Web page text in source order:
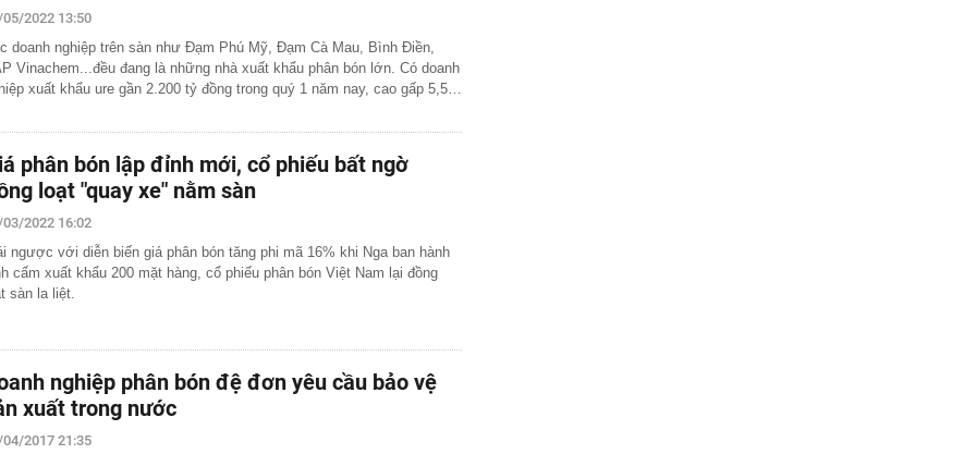
2022 13:50
doanh nghiệp trên sàn như Đạm Phú Mỹ, Đạm Cà Mau, Bình Điền,
Vinachem...đều đang là những nhà xuất khẩu phân bón lớn. Có doanh
xuất khẩu ure gần 2.200 tỷ đồng trong quý 1 năm nay, cao gấp 5,5…
phân bón lập đỉnh mới, cổ phiếu bất ngờ
loạt "quay xe" nằm sàn
03/2022 16:02
ngược với diễn biến giá phân bón tăng phi mã 16% khi Nga ban hành
cấm xuất khẩu 200 mặt hàng, cổ phiếu phân bón Việt Nam lại đồng
sàn la liệt.
nghiệp phân bón đệ đơn yêu cầu bảo vệ
xuất trong nước
04/2017 21:35